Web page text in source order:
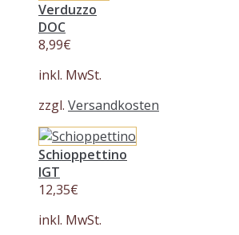
Verduzzo
DOC
8,99€
inkl. MwSt.
zzgl. Versandkosten
Schioppettino
IGT
12,35€
inkl. MwSt.